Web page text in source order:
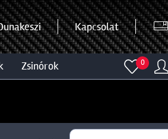
Kapcsolat
zsinórok 0